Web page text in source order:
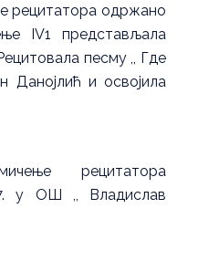
рецитатора одржано
IV1 представљала
песму ,, Где
Данојлић и освојила
рецитатора
у ОШ ,, Владислав